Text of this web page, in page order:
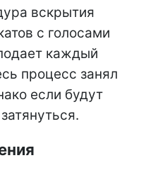
вскрытия
с голосами
каждый
процесс занял
если будут